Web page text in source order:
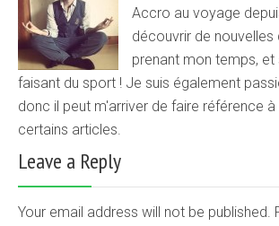
Accro au voyage
découvrir de nouvelles
prenant mon temps, et
faisant du sport ! Je suis également
donc il peut m'arriver de faire référence
certains articles.
Leave a Reply
Your email address will not be published.